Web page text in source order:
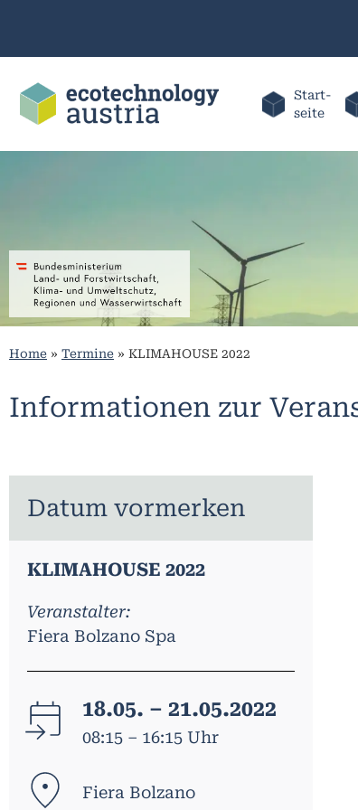
Start-
seite
Home » Termine » KLIMAHOUSE 2022
Informationen zur
Datum vormerken
KLIMAHOUSE 2022
Veranstalter:
Fiera Bolzano Spa
18.05. – 21.05.2022
08:15 – 16:15 Uhr
Fiera Bolzano